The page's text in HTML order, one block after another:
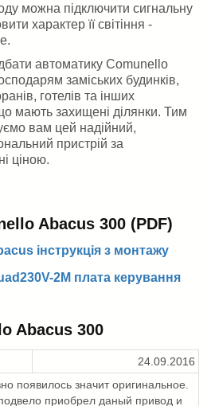
можна підключити сигнальну
характер її світіння -
автоматику Comunello
заміських будинків,
готелів та інших
мають захищені ділянки. Тим
вам цей надійний,
пристрій за
ціною.
Abacus 300 (PDF)
інструкція з монтажу
2M плата керування
Abacus 300
24.09.2016
появилось значит оригинальное.
приобрел даный привод и